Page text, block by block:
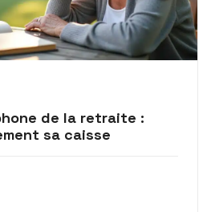
de la retraite :
sa caisse